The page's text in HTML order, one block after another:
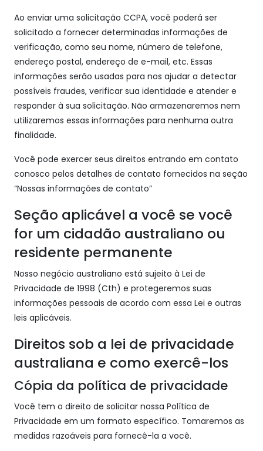
Ao enviar uma solicitação CCPA, você poderá ser
solicitado a fornecer determinadas informações de
verificação, como seu nome, número de telefone,
endereço postal, endereço de e-mail, etc. Essas
informações serão usadas para nos ajudar a detectar
possíveis fraudes, verificar sua identidade e atender e
responder à sua solicitação. Não armazenaremos nem
utilizaremos essas informações para nenhuma outra
finalidade.
Você pode exercer seus direitos entrando em contato
conosco pelos detalhes de contato fornecidos na seção
“Nossas informações de contato”
Seção aplicável a você se você
for um cidadão australiano ou
residente permanente
Nosso negócio australiano está sujeito à Lei de
Privacidade de 1998 (Cth) e protegeremos suas
informações pessoais de acordo com essa Lei e outras
leis aplicáveis.
Direitos sob a lei de privacidade
australiana e como exercê-los
Cópia da política de privacidade
Você tem o direito de solicitar nossa Política de
Privacidade em um formato específico. Tomaremos as
medidas razoáveis para fornecê-la a você.